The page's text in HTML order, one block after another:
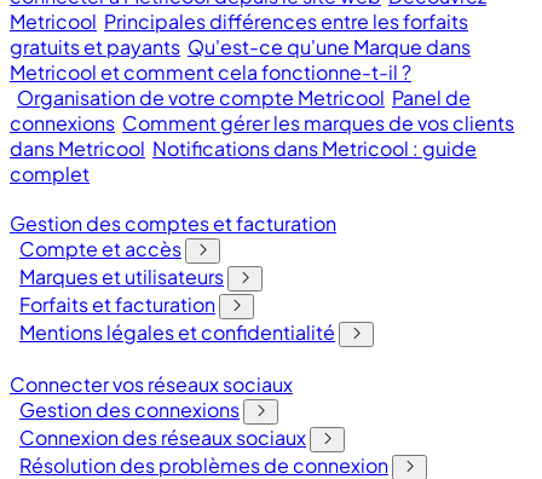
Metricool Principales différences entre les forfaits
gratuits et payants Qu'est-ce qu'une Marque dans
Metricool et comment cela fonctionne-t-il ?
Organisation de votre compte Metricool Panel de
connexions Comment gérer les marques de vos clients
dans Metricool Notifications dans Metricool : guide
complet
Gestion des comptes et facturation
Compte et accès
Marques et utilisateurs
Forfaits et facturation
Mentions légales et confidentialité
Connecter vos réseaux sociaux
Gestion des connexions
Connexion des réseaux sociaux
Résolution des problèmes de connexion